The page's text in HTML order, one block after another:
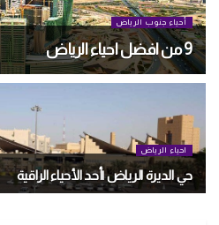
أحياء جنوب الرياض
9 من افضل احياء الرياض
احياء الرياض
حي الديرة الرياض |أحد الأحياء الراقية